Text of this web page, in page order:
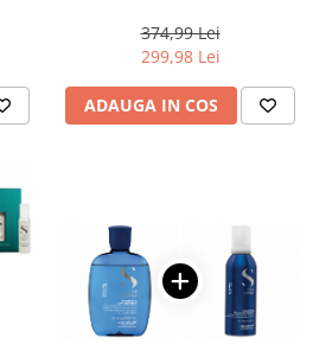
Flower Fragrance – Salon size
374,99 Lei
299,98 Lei
ADAUGA IN COS